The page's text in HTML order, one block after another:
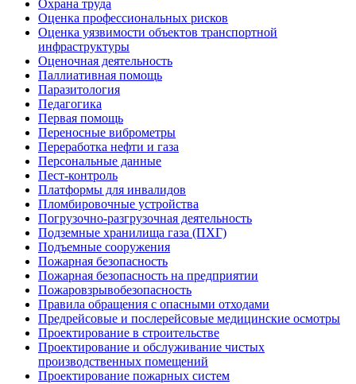
Охрана труда
Оценка профессиональных рисков
Оценка уязвимости объектов транспортной
инфраструктуры
Оценочная деятельность
Паллиативная помощь
Паразитология
Педагогика
Первая помощь
Переносные виброметры
Переработка нефти и газа
Персональные данные
Пест-контроль
Платформы для инвалидов
Пломбировочные устройства
Погрузочно-разгрузочная деятельность
Подземные хранилища газа (ПХГ)
Подъемные сооружения
Пожарная безопасность
Пожарная безопасность на предприятии
Пожаровзрывобезопасность
Правила обращения с опасными отходами
Предрейсовые и послерейсовые медицинские осмотры
Проектирование в строительстве
Проектирование и обслуживание чистых
производственных помещений
Проектирование пожарных систем